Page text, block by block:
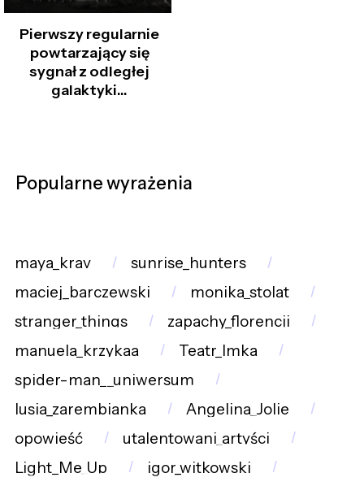
Pierwszy regularnie
powtarzający się
sygnał z odległej
galaktyki…
Popularne wyrażenia
maya_krav
sunrise_hunters
maciej_barczewski
monika_stolat
stranger_things
zapachy_florencji
manuela_krzykaa
Teatr_Imka
spider-man__uniwersum
lusia_zarembianka
Angelina_Jolie
opowieść
utalentowani_artyści
Light_Me_Up
igor_witkowski